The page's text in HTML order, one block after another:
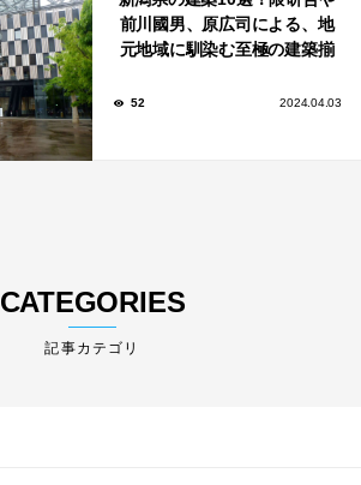
前川國男、原広司による、地
元地域に馴染む至極の建築揃
52 2024.04.03
CATEGORIES